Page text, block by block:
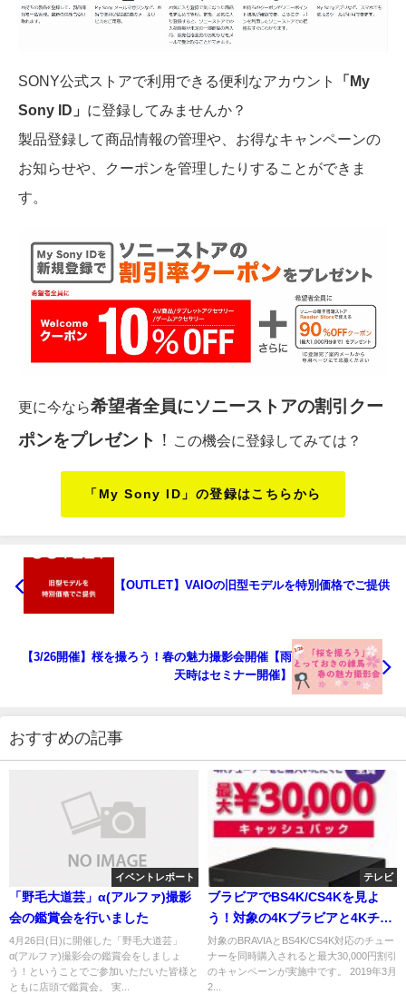
SONY公式ストアで利用できる便利なアカウント
「My
Sony ID」 に登録してみませんか？
製品登録して商品情報の管理や、お得なキャンペーンの
お知らせや、クーポンを管理したりすることができま
す。
更に今なら希望者全員にソニーストアの割引クー
ポンをプレゼント ！ この機会に登録してみては？
「My Sony ID」の登録はこちらから
【OUTLET】VAIOの旧型モデルを特別価格でご提供
【3/26開催】桜を撮ろう！春の魅力撮影会開催【雨
天時はセミナー開催】
おすすめの記事
イベントレポート
「野毛大道芸」α(アルファ)撮影
会の鑑賞会を行いました
4月26日(日)に開催した「野毛大道芸」
α(アルファ)撮影会の鑑賞会をしましょ
う！ということでご参加いただいた皆様と
ともに店頭で鑑賞会。 実...
テレビ
ブラビアでBS4K/CS4Kを見よ
う！対象の4Kブラビアと4Kチュ
ーナーをご購入で、応募者全員
に最大30,000円のキャッシュバ
ックキャンペーン。2019年3月
対象のBRAVIAとBS4K/CS4K対応のチュー
ナーを同時購入されると最大30,000円割引
のキャンペーンが実施中です。 2019年3月
2...